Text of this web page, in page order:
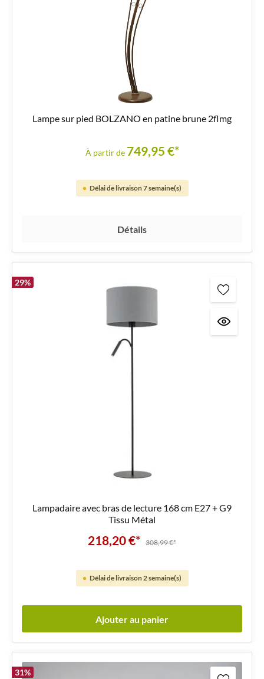
Lampe sur pied BOLZANO en patine brune 2flmg
À partir de 749,95 €*
Délai de livraison 7 semaine(s)
Détails
29%
Lampadaire avec bras de lecture 168 cm E27 + G9
Tissu Métal
218,20 €* 308,99 €*
Délai de livraison 2 semaine(s)
Ajouter au panier
31%